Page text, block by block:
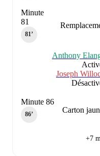
Minute
81
81‎’‎
Anthony
Joseph
Carton
Minute 86
86‎’‎
+7